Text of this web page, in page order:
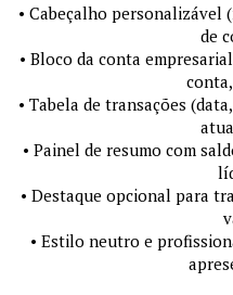
• Cabeçalho personalizável
de
• Bloco da conta
• Tabela de transações
• Painel de resumo com
• Destaque opcional para
• Estilo neutro e